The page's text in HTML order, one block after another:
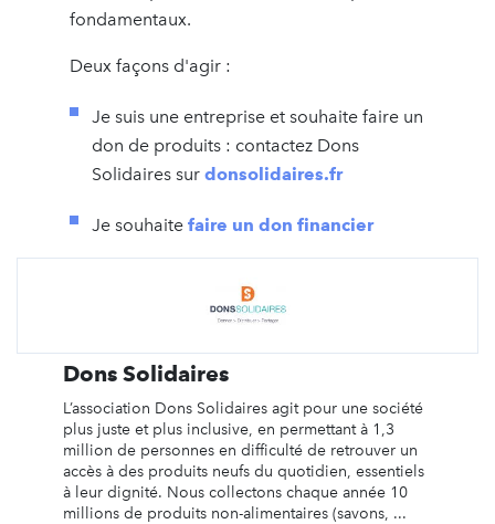
fondamentaux.
Deux façons d'agir :
Je suis une entreprise et souhaite faire un
don de produits : contactez Dons
Solidaires sur donsolidaires.fr
Je souhaite faire un don financier
Dons Solidaires
L’association Dons Solidaires agit pour une société
plus juste et plus inclusive, en permettant à 1,3
million de personnes en difficulté de retrouver un
accès à des produits neufs du quotidien, essentiels
à leur dignité. Nous collectons chaque année 10
millions de produits non-alimentaires (savons, ...